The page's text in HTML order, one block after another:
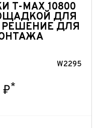
MAX 10800
ДЛЯ
РЕШЕНИЕ ДЛЯ
W2295
*
Тема
Для
Ваш
Год